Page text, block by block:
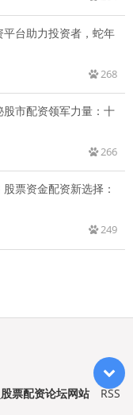
台助力投资者，蛇年
268
市配资领军力量：十
266
票资金配资新选择：
249
票配资论坛网站
RSS